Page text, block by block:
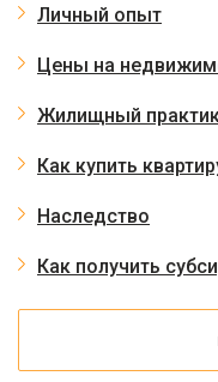
Личный опыт
Цены на
Жилищный
Как купить
Наследство
Как получить